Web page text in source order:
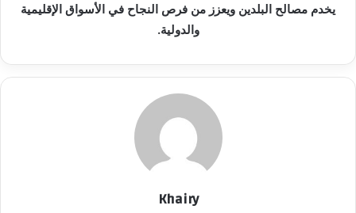
يخدم مصالح البلدين ويعزز من فرص النجاح في الأسواق الإقليمية
والدولية.
Khairy